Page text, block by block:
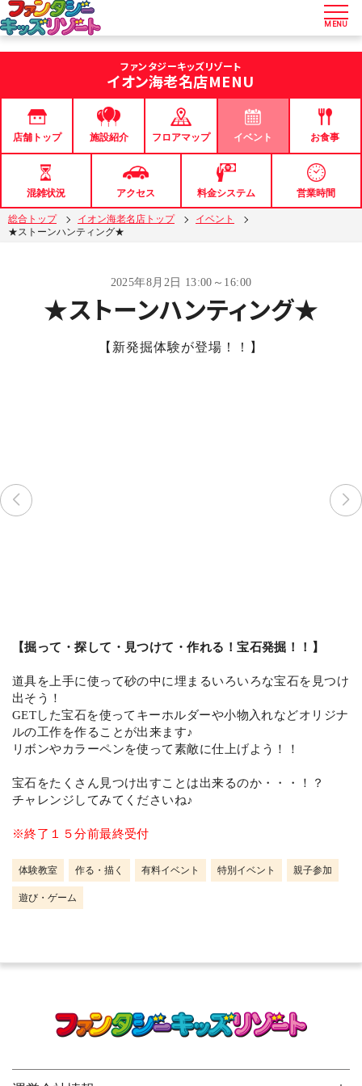
MENU
ファンタジーキッズリゾート
イオン海老名店MENU
店舗トップ 施設紹介 フロアマップ イベント お食事
混雑状況 アクセス 料金システム 営業時間
総合トップ イオン海老名店トップ
イベント
★ストーンハンティング★
2025年8月2日 13:00～16:00
★ストーンハンティング★
【新発掘体験が登場！！】
【掘って・探して・見つけて・作れる！宝石発掘！！】
道具を上手に使って砂の中に埋まるいろいろな宝石を見つけ
出そう！
GETした宝石を使ってキーホルダーや小物入れなどオリジナ
ルの工作を作ることが出来ます♪
リボンやカラーペンを使って素敵に仕上げよう！！
宝石をたくさん見つけ出すことは出来るのか・・・！？
チャレンジしてみてくださいね♪
※終了１５分前最終受付
体験教室 作る・描く 有料イベント 特別イベント 親子参加
遊び・ゲーム